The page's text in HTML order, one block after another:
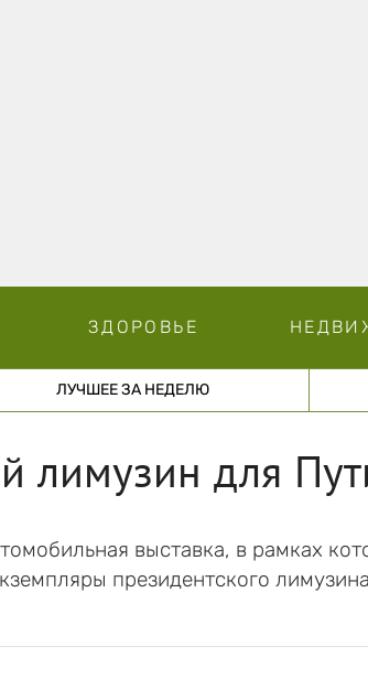
ЗДОРОВЬЕ
ЛУЧШЕЕ ЗА НЕДЕЛЮ
лимузин для
выставка, в рамках
президентского